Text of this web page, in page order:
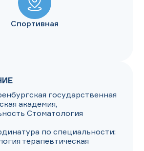
Спортивная
государственная
академия,
Стоматология
по специальности:
терапевтическая